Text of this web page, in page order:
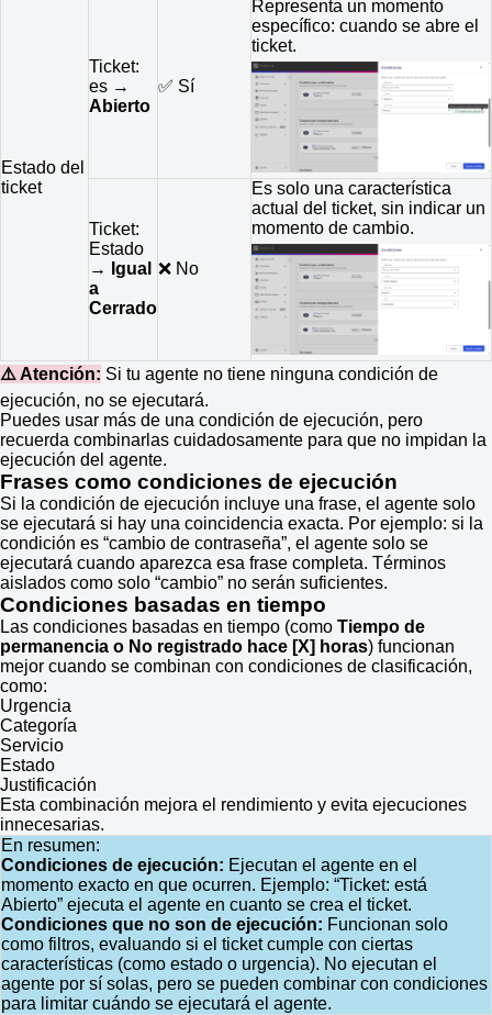
Estado del
ticket
Ticket:
es →
Abierto
✅ Sí
Representa un momento
específico: cuando se abre el
ticket.
Ticket:
Estado
→
Igual
a
Cerrado
❌ No
Es solo una característica
actual del ticket, sin indicar un
momento de cambio.
⚠️ Atención: Si tu agente no tiene ninguna condición de
ejecución, no se ejecutará.
Puedes usar más de una condición de ejecución, pero
recuerda combinarlas cuidadosamente para que no impidan la
ejecución del agente.
Frases como condiciones de ejecución
Si la condición de ejecución incluye una frase, el agente solo
se ejecutará si hay una coincidencia exacta. Por ejemplo: si la
condición es “cambio de contraseña”, el agente solo se
ejecutará cuando aparezca esa frase completa. Términos
aislados como solo “cambio” no serán suficientes.
Condiciones basadas en tiempo
Las condiciones basadas en tiempo (como Tiempo de
permanencia o No registrado hace [X] horas) funcionan
mejor cuando se combinan con condiciones de clasificación,
como:
Urgencia
Categoría
Servicio
Estado
Justificación
Esta combinación mejora el rendimiento y evita ejecuciones
innecesarias.
En resumen:
Condiciones de ejecución: Ejecutan el agente en el
momento exacto en que ocurren. Ejemplo: “Ticket: está
Abierto” ejecuta el agente en cuanto se crea el ticket.
Condiciones que no son de ejecución: Funcionan solo
como filtros, evaluando si el ticket cumple con ciertas
características (como estado o urgencia). No ejecutan el
agente por sí solas, pero se pueden combinar con condiciones
para limitar cuándo se ejecutará el agente.